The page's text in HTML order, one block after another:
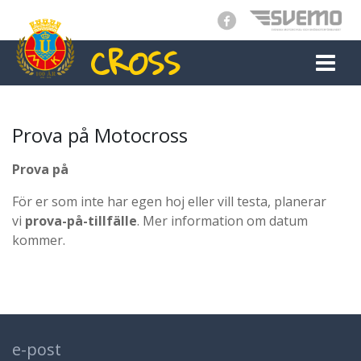
MAIN NAVIGATION
CROSS
Prova på Motocross
Prova på
För er som inte har egen hoj eller vill testa, planerar
vi prova-på-tillfälle. Mer information om datum
kommer.
e-post